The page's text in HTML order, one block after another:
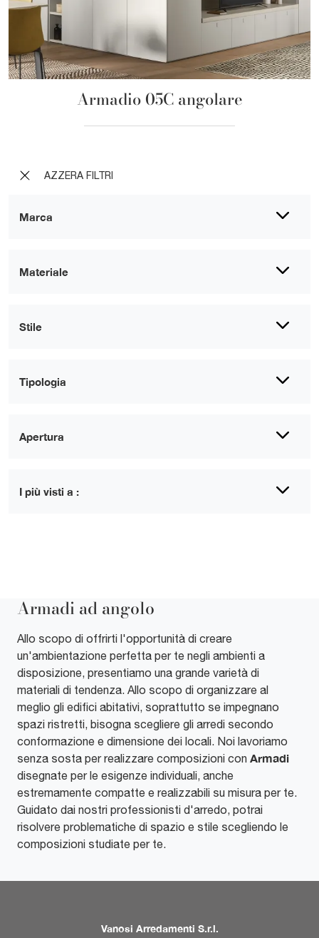
AZZERA FILTRI
Marca
Materiale
Stile
Tipologia
Apertura
I più visti a :
Armadio 05C angolare
Armadi ad angolo
Allo scopo di offrirti l'opportunità di creare
un'ambientazione perfetta per te negli ambienti a
disposizione, presentiamo una grande varietà di
materiali di tendenza. Allo scopo di organizzare al
meglio gli edifici abitativi, soprattutto se impegnano
spazi ristretti, bisogna scegliere gli arredi secondo
conformazione e dimensione dei locali. Noi lavoriamo
senza sosta per realizzare composizioni con Armadi
disegnate per le esigenze individuali, anche
estremamente compatte e realizzabili su misura per te.
Guidato dai nostri professionisti d'arredo, potrai
risolvere problematiche di spazio e stile scegliendo le
composizioni studiate per te.
Vanosi Arredamenti S.r.l.